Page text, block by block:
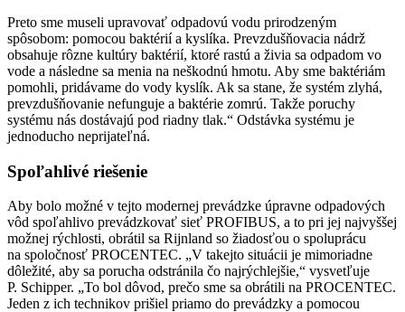
Preto sme museli upravovať odpadovú vodu prirodzeným
spôsobom: pomocou baktérií a kyslíka. Prevzdušňovacia nádrž
obsahuje rôzne kultúry baktérií, ktoré rastú a živia sa odpadom vo
vode a následne sa menia na neškodnú hmotu. Aby sme baktériám
pomohli, pridávame do vody kyslík. Ak sa stane, že systém zlyhá,
prevzdušňovanie nefunguje a baktérie zomrú. Takže poruchy
systému nás dostávajú pod riadny tlak.“ Odstávka systému je
jednoducho neprijateľná.
Spoľahlivé riešenie
Aby bolo možné v tejto modernej prevádzke úpravne odpadových
vôd spoľahlivo prevádzkovať sieť PROFIBUS, a to pri jej najvyššej
možnej rýchlosti, obrátil sa Rijnland so žiadosťou o spoluprácu
na spoločnosť PROCENTEC. „V takejto situácii je mimoriadne
dôležité, aby sa porucha odstránila čo najrýchlejšie,“ vysvetľuje
P. Schipper. „To bol dôvod, prečo sme sa obrátili na PROCENTEC.
Jeden z ich technikov prišiel priamo do prevádzky a pomocou